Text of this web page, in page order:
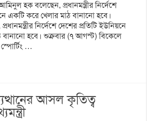
হক বলেছেন, প্রধানমন্ত্রীর নির্দেশে
একটি করে খেলার মাঠ বানানো হবে।
নির্দেশে দেশের প্রতিটি ইউনিয়নে
বানানো হবে। শুক্রবার (৭ আগস্ট) বিকেলে
স্পোর্টিং …
আসল কৃতিত্ব